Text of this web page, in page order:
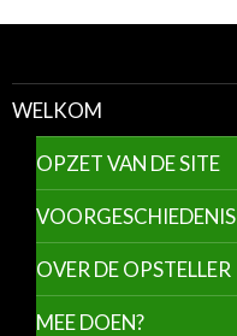
WELKOM
OPZET VAN DE SITE
VOORGESCHIEDENIS
OVER DE OPSTELLER
MEE DOEN?